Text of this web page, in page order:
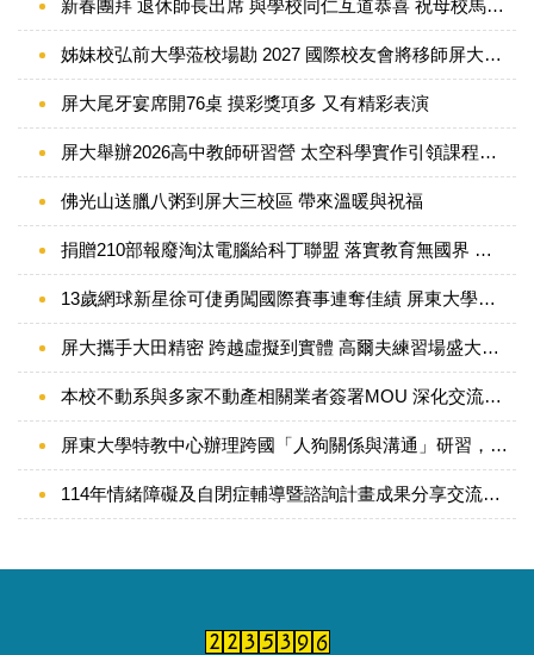
新春團拜 退休師長出席 與學校同仁互道恭喜 祝母校馬上成功
姊妹校弘前大學蒞校場勘 2027 國際校友會將移師屏大舉辦
屏大尾牙宴席開76桌 摸彩獎項多 又有精彩表演
屏大舉辦2026高中教師研習營 太空科學實作引領課程創新風潮
佛光山送臘八粥到屏大三校區 帶來溫暖與祝福
捐贈210部報廢淘汰電腦給科丁聯盟 落實教育無國界 資訊平權
13歲網球新星徐可倢勇闖國際賽事連奪佳績 屏東大學媒合企業全力栽培
屏大攜手大田精密 跨越虛擬到實體 高爾夫練習場盛大啟用
本校不動系與多家不動產相關業者簽署MOU 深化交流合作與人才培育
屏東大學特教中心辦理跨國「人狗關係與溝通」研習，強化特教與社福專業動物輔助教育能力
114年情緒障礙及自閉症輔導暨諮詢計畫成果分享交流會 攜手校院打造理解、接納與共融的友善校園